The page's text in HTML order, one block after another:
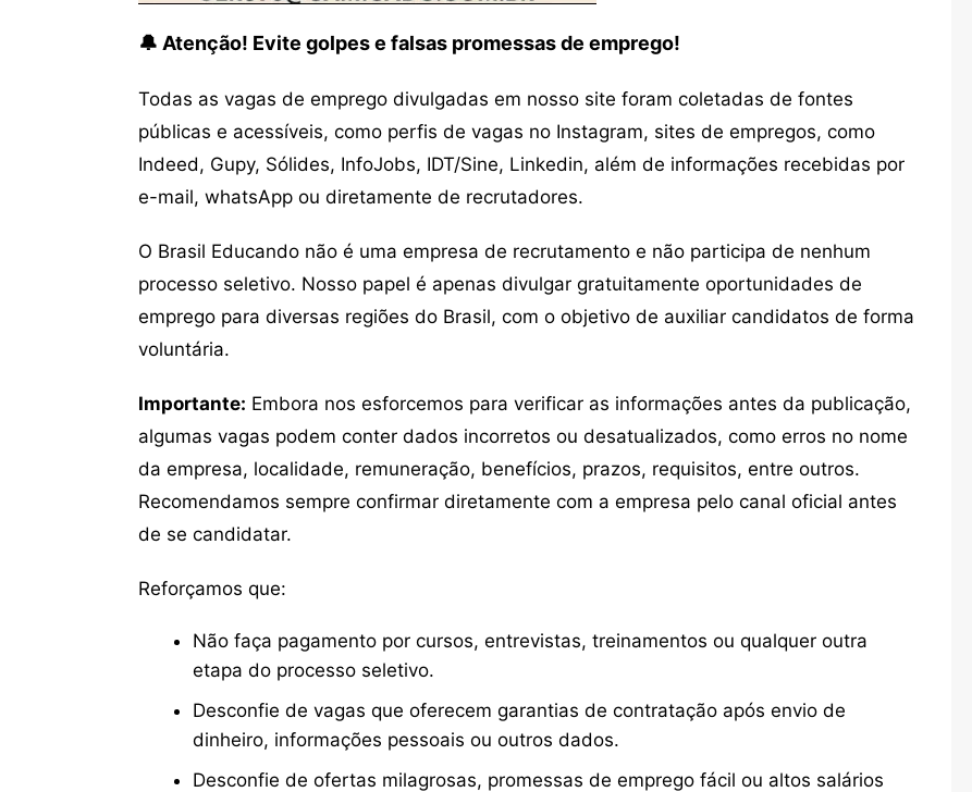
🔔 Atenção! Evite golpes e falsas promessas de emprego!
Todas as vagas de emprego divulgadas em nosso site foram coletadas de fontes
públicas e acessíveis, como perfis de vagas no Instagram, sites de empregos, como
Indeed, Gupy, Sólides, InfoJobs, IDT/Sine, Linkedin, além de informações recebidas por
e-mail, whatsApp ou diretamente de recrutadores.
O Brasil Educando não é uma empresa de recrutamento e não participa de nenhum
processo seletivo. Nosso papel é apenas divulgar gratuitamente oportunidades de
emprego para diversas regiões do Brasil, com o objetivo de auxiliar candidatos de forma
voluntária.
Importante: Embora nos esforcemos para verificar as informações antes da publicação,
algumas vagas podem conter dados incorretos ou desatualizados, como erros no nome
da empresa, localidade, remuneração, benefícios, prazos, requisitos, entre outros.
Recomendamos sempre confirmar diretamente com a empresa pelo canal oficial antes
de se candidatar.
Reforçamos que:
Não faça pagamento por cursos, entrevistas, treinamentos ou qualquer outra
etapa do processo seletivo.
Desconfie de vagas que oferecem garantias de contratação após envio de
dinheiro, informações pessoais ou outros dados.
Desconfie de ofertas milagrosas, promessas de emprego fácil ou altos salários